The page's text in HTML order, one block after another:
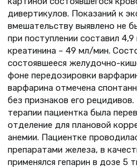
дивертикулов. Показаний к
вмешательству выявлено не
при поступлении составил
креатинина – 49 мл/мин.
состоявшееся желудочно-
фоне передозировки
варфарина отмечена
без признаков его
терапии пациентка была
отделение для плановой
анемии. Пациентке
препаратами железа, в
применялся гепарин в дозе 5